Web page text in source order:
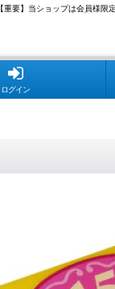
【重要】当ショップは会員様
ログイン